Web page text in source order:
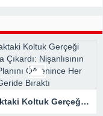
Uçaktaki Koltuk Gerçeği Ortaya Çıkardı: Nişanlısının Gizli Planını Öğrenince Her Şeyi Geride Bıraktı